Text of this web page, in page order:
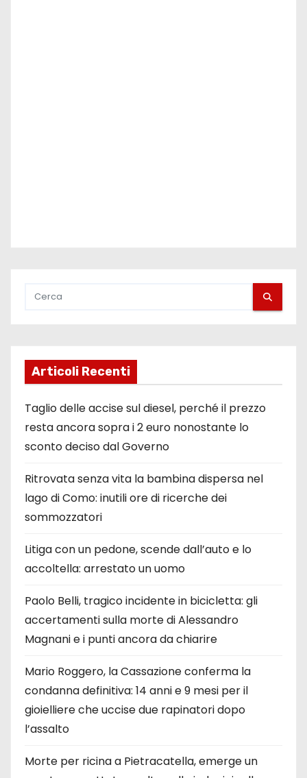
Articoli Recenti
Taglio delle accise sul diesel, perché il prezzo
resta ancora sopra i 2 euro nonostante lo
sconto deciso dal Governo
Ritrovata senza vita la bambina dispersa nel
lago di Como: inutili ore di ricerche dei
sommozzatori
Litiga con un pedone, scende dall’auto e lo
accoltella: arrestato un uomo
Paolo Belli, tragico incidente in bicicletta: gli
accertamenti sulla morte di Alessandro
Magnani e i punti ancora da chiarire
Mario Roggero, la Cassazione conferma la
condanna definitiva: 14 anni e 9 mesi per il
gioielliere che uccise due rapinatori dopo
l’assalto
Morte per ricina a Pietracatella, emerge un